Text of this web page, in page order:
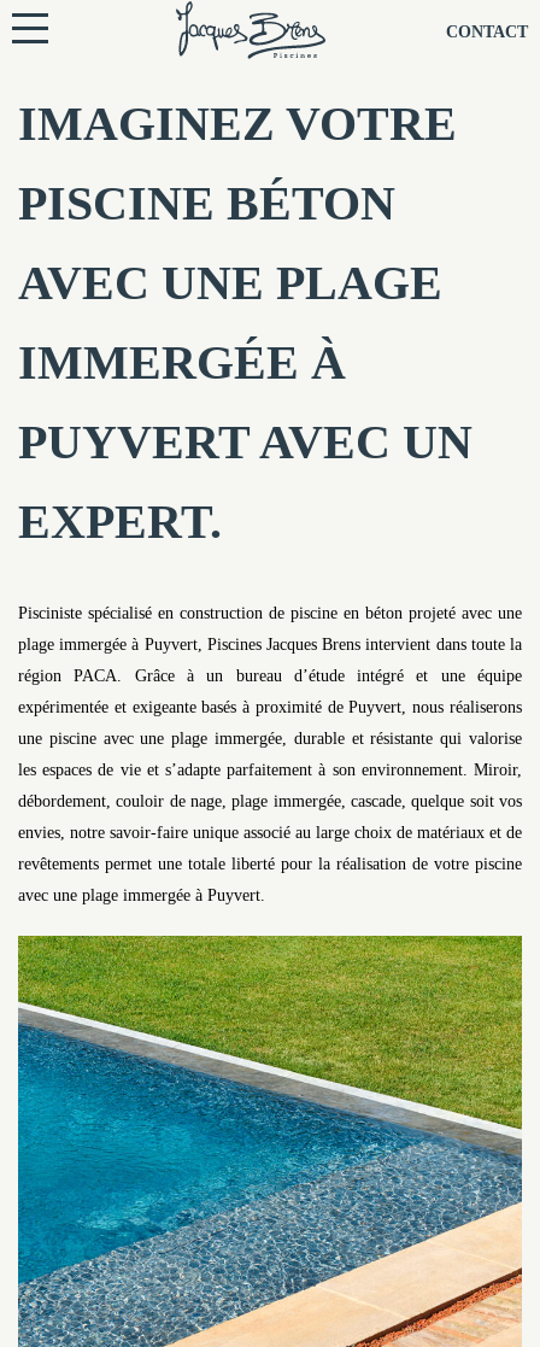
CONTACT
IMAGINEZ VOTRE
PISCINE BÉTON
AVEC UNE PLAGE
IMMERGÉE À
PUYVERT AVEC UN
EXPERT.
Pisciniste spécialisé en construction de piscine en béton projeté avec une
plage immergée à Puyvert, Piscines Jacques Brens intervient dans toute la
région PACA. Grâce à un bureau d’étude intégré et une équipe
expérimentée et exigeante basés à proximité de Puyvert, nous réaliserons
une piscine avec une plage immergée, durable et résistante qui valorise
les espaces de vie et s’adapte parfaitement à son environnement. Miroir,
débordement, couloir de nage, plage immergée, cascade, quelque soit vos
envies, notre savoir-faire unique associé au large choix de matériaux et de
revêtements permet une totale liberté pour la réalisation de votre piscine
avec une plage immergée à Puyvert.
NOS PISCINES
NOTRE TECHNIQUE
NOS CONSEILS
NOS AGENCES
CONTACTEZ-NOUS